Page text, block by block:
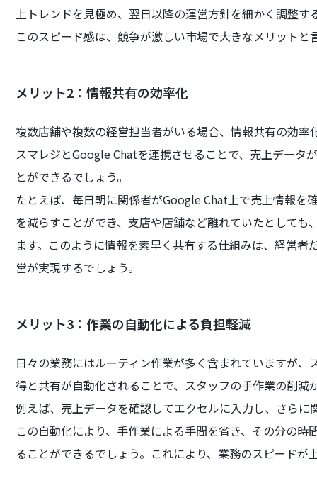
上トレンドを見極め、翌日以降の運営方針を細かく調整す
このスピード感は、競争が激しい市場で大きなメリットと
メリット2：情報共有の効率化
複数店舗や複数の経営担当者がいる場合、情報共有の効率
スマレジとGoogle Chatを連携させることで、売上データ
とができるでしょう。
たとえば、毎日朝に関係者がGoogle Chat上で売上情報を
を減らすことができ、支店や店舗など離れていたとして
ます。このように情報を素早く共有する仕組みは、経営
営が実現するでしょう。
メリット3：作業の自動化による負担軽減
日々の業務にはルーティン作業が多く含まれていますが
得と共有が自動化されることで、スタッフの手作業の削減
例えば、売上データを確認してエクセルに入力し、さら
この自動化により、手作業による手間を省き、その分の
ることができるでしょう。これにより、業務のスピード